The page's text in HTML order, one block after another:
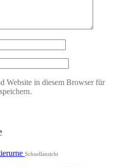
Website in diesem Browser für
Schnellansicht